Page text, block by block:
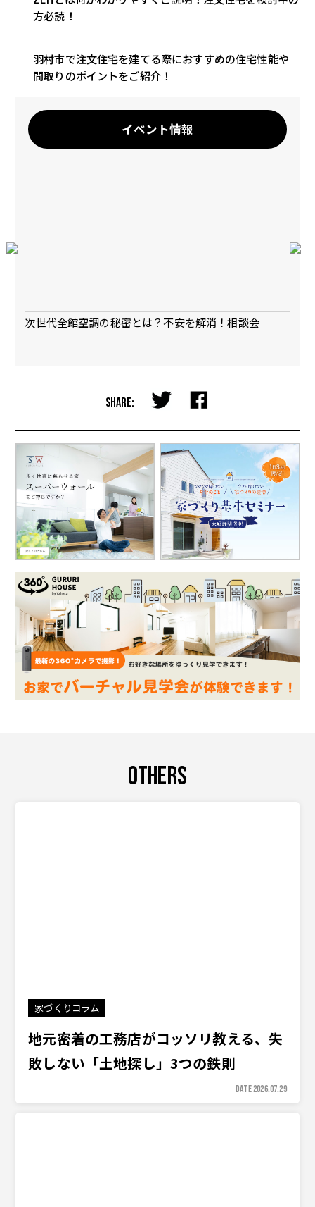
方必読！
羽村市で注文住宅を建てる際におすすめの住宅性能や
間取りのポイントをご紹介！
イベント情報
次世代全館空調の秘密とは？不安を解消！相談会
SHARE:
OTHERS
家づくりコラム
地元密着の工務店がコッソリ教える、失
敗しない「土地探し」3つの鉄則
DATE 2026.07.29